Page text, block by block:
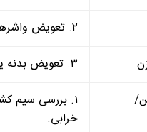
۲. تعویض واشرها و اورینگ ها با قطعات اصلی و استاندارد.
۳. تعویض بدنه یا مخزن آسیب دیده و بررسی درزها و اتصالات.
۱. بررسی سیم
خرابی.